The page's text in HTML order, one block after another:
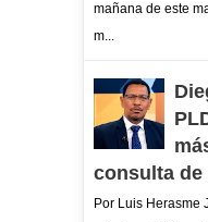
mañana de este
m...
consulta de
Por Luis Herasme